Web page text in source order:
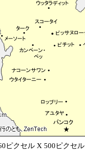
ピクセル X 500ピクセル